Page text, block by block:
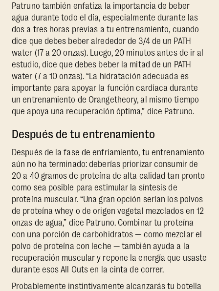
Patruno también enfatiza la importancia de beber
agua durante todo el día, especialmente durante las
dos a tres horas previas a tu entrenamiento, cuando
dice que debes beber alrededor de 3/4 de un PATH
water (17 a 20 onzas). Luego, 20 minutos antes de ir al
estudio, dice que debes beber la mitad de un PATH
water (7 a 10 onzas). “La hidratación adecuada es
importante para apoyar la función cardíaca durante
un entrenamiento de Orangetheory, al mismo tiempo
que apoya una recuperación óptima,” dice Patruno.
Después de tu entrenamiento
Después de la fase de enfriamiento, tu entrenamiento
aún no ha terminado: deberías priorizar consumir de
20 a 40 gramos de proteína de alta calidad tan pronto
como sea posible para estimular la síntesis de
proteína muscular. “Una gran opción serían los polvos
de proteína whey o de origen vegetal mezclados en 12
onzas de agua,” dice Patruno. Combinar tu proteína
con una porción de carbohidratos — como mezclar el
polvo de proteína con leche — también ayuda a la
recuperación muscular y repone la energía que usaste
durante esos All Outs en la cinta de correr.
Probablemente instintivamente alcanzarás tu botella